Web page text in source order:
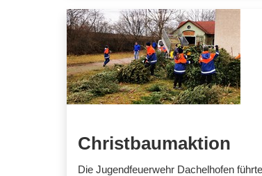
Christbaumaktion
Die Jugendfeuerwehr Dachelhofen